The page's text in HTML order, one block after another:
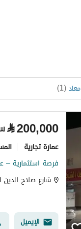
معاد(
1
)
⃁200,000
عمارة تجارية
شارع صلاح
الإيميل